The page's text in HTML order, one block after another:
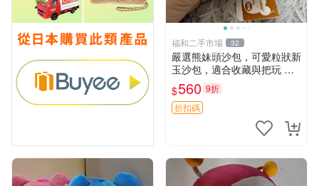
福和二手市場 32
嚴選熊妹頭沙包，可愛粒狀新
玉沙包，適合收藏與把玩 熊
妹 沙包 玉石
$560 9折
折扣碼